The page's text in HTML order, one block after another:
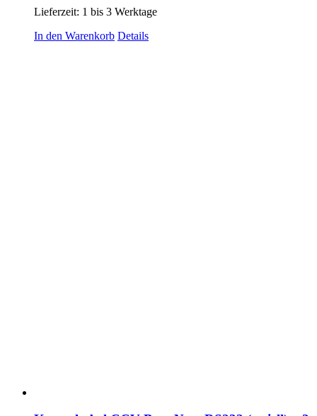
Lieferzeit: 1 bis 3 Werktage
In den Warenkorb Details